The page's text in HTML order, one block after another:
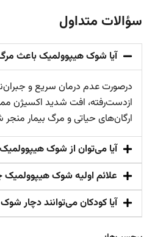
سؤالات متداول
آیا شوک هیپوولمیک باعث
درصورت عدم درمان سریع و
از‌دست‌رفته، افت شدید اکسیژن
ارگان‌های حیاتی و مرگ بیمار
آیا می‌توان از شوک
علائم اولیه شوک
آیا کودکان می‌توانند دچار